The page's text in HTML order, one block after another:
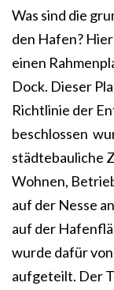
Was sind die
den Hafen?
einen
Dock. Dieser
Richtlinie der
beschlossen
städtebauliche
Wohnen,
auf der Nesse
auf der
wurde dafür
aufgeteilt. Der